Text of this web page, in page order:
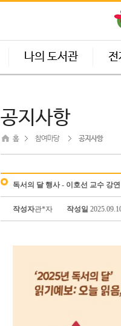
나의 도서관 전
공지사항
홈 참여마당 공지사항
독서의 달 행사 - 이호선 교수 강
작성자관*자 작성일